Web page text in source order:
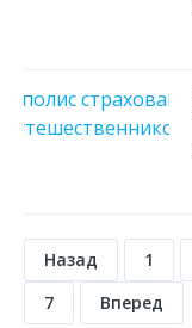
Назад 1
7
Вперед